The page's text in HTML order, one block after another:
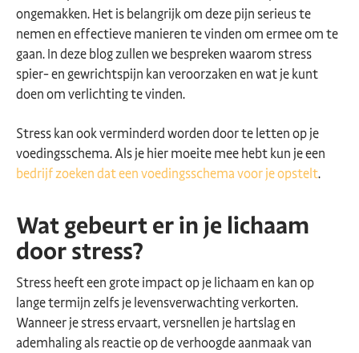
ongemakken. Het is belangrijk om deze pijn serieus te
nemen en effectieve manieren te vinden om ermee om te
gaan. In deze blog zullen we bespreken waarom stress
spier- en gewrichtspijn kan veroorzaken en wat je kunt
doen om verlichting te vinden.
Stress kan ook verminderd worden door te letten op je
voedingsschema. Als je hier moeite mee hebt kun je een
bedrijf zoeken dat een voedingsschema voor je opstelt.
Wat gebeurt er in je lichaam
door stress?
Stress heeft een grote impact op je lichaam en kan op
lange termijn zelfs je levensverwachting verkorten.
Wanneer je stress ervaart, versnellen je hartslag en
ademhaling als reactie op de verhoogde aanmaak van